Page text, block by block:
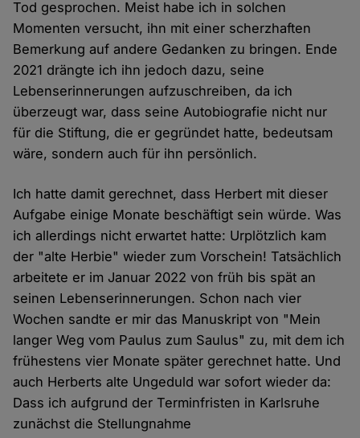
Tod gesprochen. Meist habe ich in solchen
Momenten versucht, ihn mit einer scherzhaften
Bemerkung auf andere Gedanken zu bringen. Ende
2021 drängte ich ihn jedoch dazu, seine
Lebenserinnerungen aufzuschreiben, da ich
überzeugt war, dass seine Autobiografie nicht nur
für die Stiftung, die er gegründet hatte, bedeutsam
wäre, sondern auch für ihn persönlich.
Ich hatte damit gerechnet, dass Herbert mit dieser
Aufgabe einige Monate beschäftigt sein würde. Was
ich allerdings nicht erwartet hatte: Urplötzlich kam
der "alte Herbie" wieder zum Vorschein! Tatsächlich
arbeitete er im Januar 2022 von früh bis spät an
seinen Lebenserinnerungen. Schon nach vier
Wochen sandte er mir das Manuskript von "Mein
langer Weg vom Paulus zum Saulus" zu, mit dem ich
frühestens vier Monate später gerechnet hatte. Und
auch Herberts alte Ungeduld war sofort wieder da:
Dass ich aufgrund der Terminfristen in Karlsruhe
zunächst die Stellungnahme